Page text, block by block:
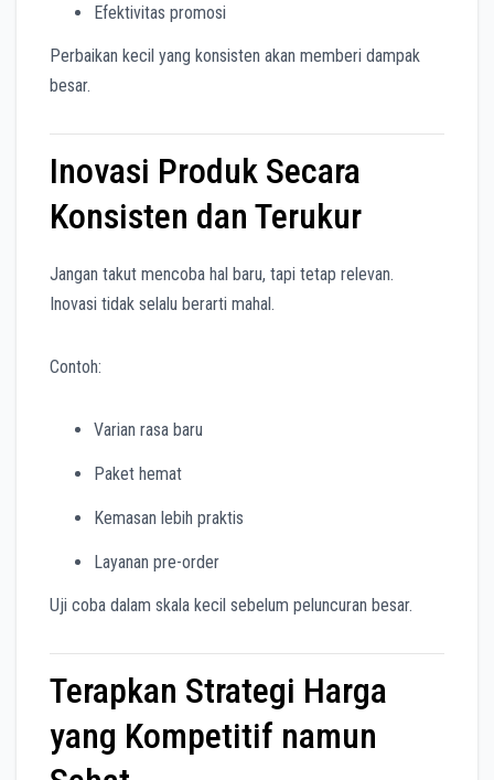
Efektivitas promosi
Perbaikan kecil yang konsisten akan memberi dampak
besar.
Inovasi Produk Secara
Konsisten dan Terukur
Jangan takut mencoba hal baru, tapi tetap relevan.
Inovasi tidak selalu berarti mahal.
Contoh:
Varian rasa baru
Paket hemat
Kemasan lebih praktis
Layanan pre-order
Uji coba dalam skala kecil sebelum peluncuran besar.
Terapkan Strategi Harga
yang Kompetitif namun